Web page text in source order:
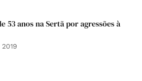
53 anos na Sertã por agressões à
2019